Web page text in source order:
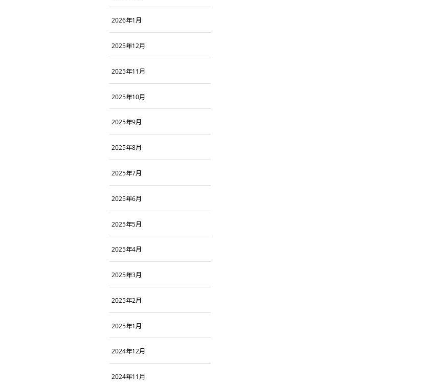
2026年1月
2025年12月
2025年11月
2025年10月
2025年9月
2025年8月
2025年7月
2025年6月
2025年5月
2025年4月
2025年3月
2025年2月
2025年1月
2024年12月
2024年11月